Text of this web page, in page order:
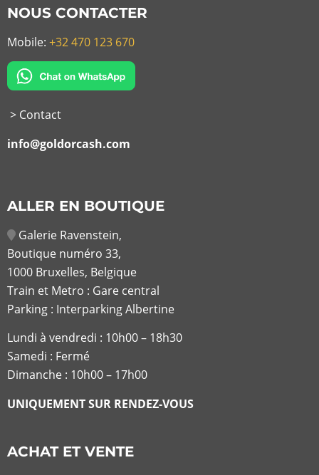
NOUS CONTACTER
Mobile: +32 470 123 670
> Contact
info@goldorcash.com
ALLER EN BOUTIQUE
Galerie Ravenstein,
Boutique numéro 33,
1000 Bruxelles, Belgique
Train et Metro : Gare central
Parking : Interparking Albertine
Lundi à vendredi : 10h00 – 18h30
Samedi : Fermé
Dimanche : 10h00 – 17h00
UNIQUEMENT SUR RENDEZ-VOUS
ACHAT ET VENTE